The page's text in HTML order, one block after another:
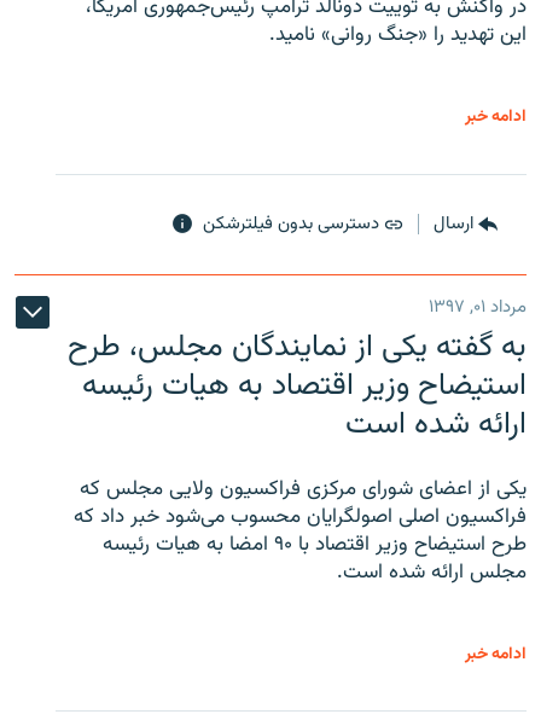
در واکنش به توییت دونالد ترامپ رئیس‌جمهوری آمریکا،
این تهدید را «جنگ روانی» نامید.
ادامه خبر
ارسال دسترسی بدون فیلترشکن
مرداد ۰۱, ۱۳۹۷
به گفته یکی از نمایندگان مجلس، طرح
استیضاح وزیر اقتصاد به هیات رئیسه
ارائه شده است
یکی از اعضای شورای مرکزی فراکسیون ولایی مجلس که
فراکسیون اصلی اصولگرایان محسوب می‌شود خبر داد که
طرح استیضاح وزیر اقتصاد با ۹۰ امضا به هیات رئیسه
مجلس ارائه شده است.
ادامه خبر